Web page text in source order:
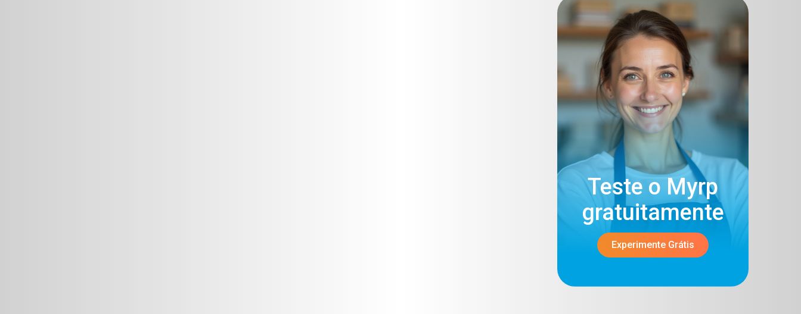
Teste o Myrp
gratuitamente​
Experimente Grátis